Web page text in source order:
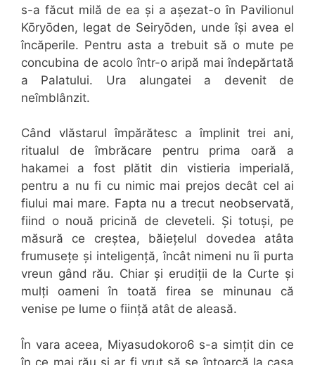
s-a făcut milă de ea și a așezat-o în Pavilionul
Kōryōden, legat de Seiryōden, unde își avea el
încăperile. Pentru asta a trebuit să o mute pe
concubina de acolo într-o aripă mai îndepărtată
a Palatului. Ura alungatei a devenit de
neîmblânzit.
Când vlăstarul împărătesc a împlinit trei ani,
ritualul de îmbrăcare pentru prima oară a
hakamei a fost plătit din vistieria imperială,
pentru a nu fi cu nimic mai prejos decât cel ai
fiului mai mare. Fapta nu a trecut neobservată,
fiind o nouă pricină de cleveteli. Și totuși, pe
măsură ce creștea, băiețelul dovedea atâta
frumusețe și inteligență, încât nimeni nu îi purta
vreun gând rău. Chiar și erudiții de la Curte și
mulți oameni în toată firea se minunau că
venise pe lume o ființă atât de aleasă.
În vara aceea, Miyasudokoro6 s-a simțit din ce
în ce mai rău și ar fi vrut să se întoarcă la casa